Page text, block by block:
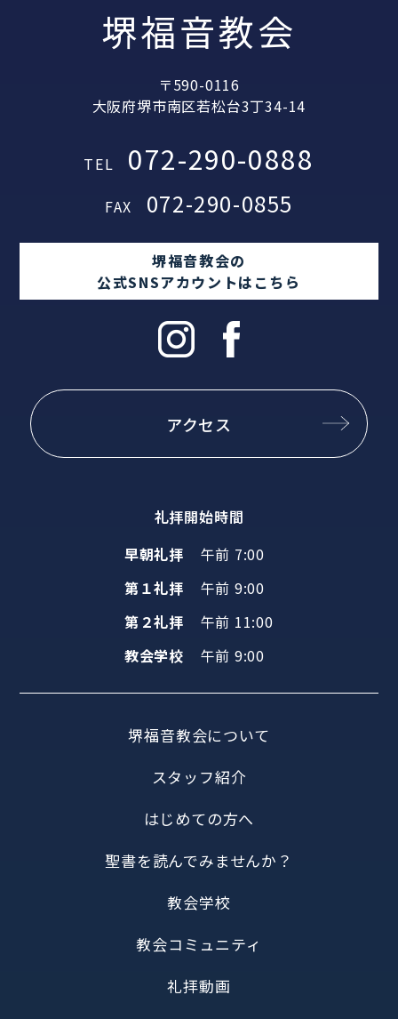
堺福音教会
〒590-0116
大阪府堺市南区若松台3丁34-14
TEL 072-290-0888
FAX 072-290-0855
堺福音教会の
公式SNSアカウントはこちら
アクセス
礼拝開始時間
早朝礼拝
午前 7:00
第１礼拝
午前 9:00
第２礼拝
午前 11:00
教会学校
午前 9:00
堺福音教会について
スタッフ紹介
はじめての方へ
聖書を読んでみませんか？
教会学校
教会コミュニティ
礼拝動画